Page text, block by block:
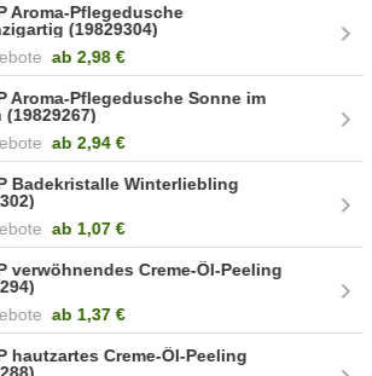
Aroma-Pflegedusche
(19829304)
ab 2,98 €
Aroma-Pflegedusche Sonne im
(19829267)
ab 2,94 €
Badekristalle Winterliebling
ab 1,07 €
verwöhnendes Creme-Öl-Peeling
ab 1,37 €
hautzartes Creme-Öl-Peeling